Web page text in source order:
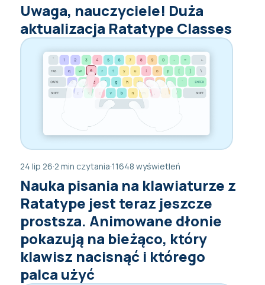
Uwaga, nauczyciele! Duża
aktualizacja Ratatype Classes
24 lip 26·2 min czytania·11648 wyświetleń
Nauka pisania na klawiaturze z
Ratatype jest teraz jeszcze
prostsza. Animowane dłonie
pokazują na bieżąco, który
klawisz nacisnąć i którego
palca użyć